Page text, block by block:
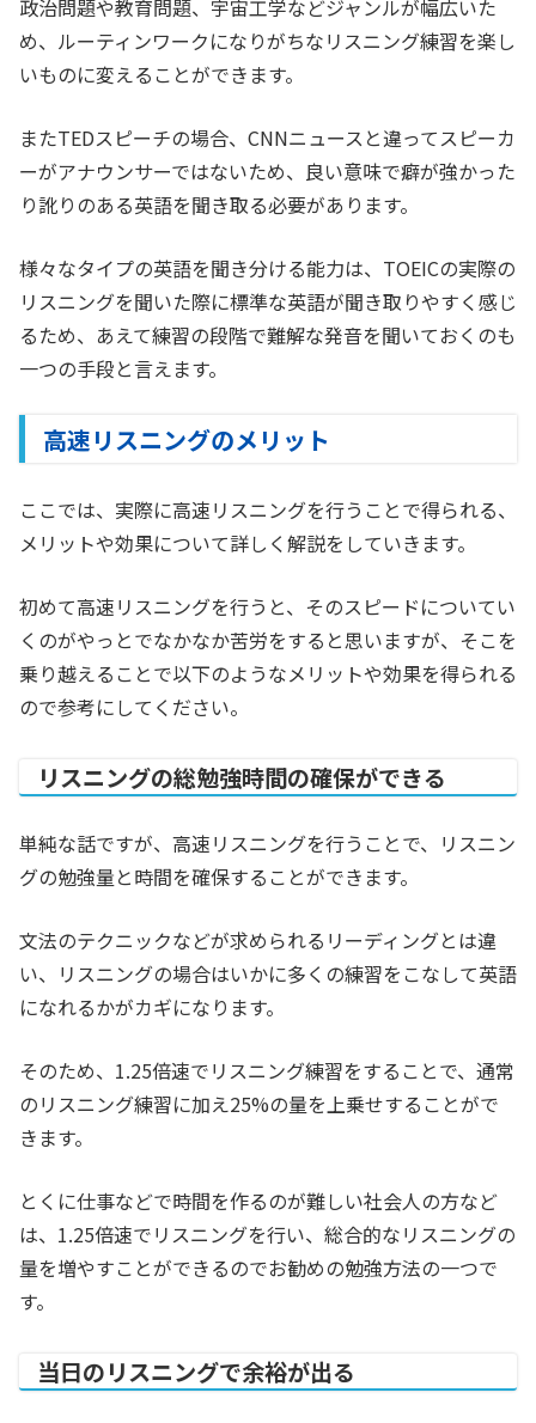
政治問題や教育問題、宇宙工学などジャンルが幅広いた
め、ルーティンワークになりがちなリスニング練習を楽し
いものに変えることができます。
またTEDスピーチの場合、CNNニュースと違ってスピーカ
ーがアナウンサーではないため、良い意味で癖が強かった
り訛りのある英語を聞き取る必要があります。
様々なタイプの英語を聞き分ける能力は、TOEICの実際の
リスニングを聞いた際に標準な英語が聞き取りやすく感じ
るため、あえて練習の段階で難解な発音を聞いておくのも
一つの手段と言えます。
高速リスニングのメリット
ここでは、実際に高速リスニングを行うことで得られる、
メリットや効果について詳しく解説をしていきます。
初めて高速リスニングを行うと、そのスピードについてい
くのがやっとでなかなか苦労をすると思いますが、そこを
乗り越えることで以下のようなメリットや効果を得られる
ので参考にしてください。
リスニングの総勉強時間の確保ができる
単純な話ですが、高速リスニングを行うことで、リスニン
グの勉強量と時間を確保することができます。
文法のテクニックなどが求められるリーディングとは違
い、リスニングの場合はいかに多くの練習をこなして英語
になれるかがカギになります。
そのため、1.25倍速でリスニング練習をすることで、通常
のリスニング練習に加え25%の量を上乗せすることがで
きます。
とくに仕事などで時間を作るのが難しい社会人の方など
は、1.25倍速でリスニングを行い、総合的なリスニングの
量を増やすことができるのでお勧めの勉強方法の一つで
す。
当日のリスニングで余裕が出る